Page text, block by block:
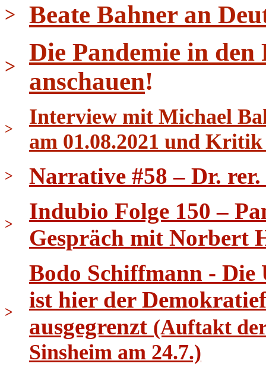
> Beate Bahner an
>
Die Pandemie in
anschauen!
>
Interview mit Michael
am 01.08.2021 und Kritik
> Narrative #58 – Dr.
>
Indubio Folge 150 –
Gespräch mit Norbert
>
Bodo Schiffmann -
ist hier der
ausgegrenzt (Auftakt
Sinsheim am 24.7.)